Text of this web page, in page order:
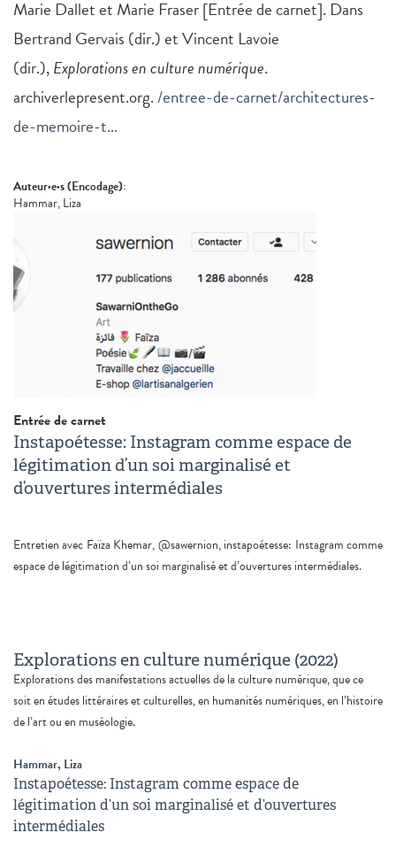
Marie Dallet et Marie Fraser [Entrée de carnet]. Dans
Bertrand Gervais (dir.) et Vincent Lavoie
(dir.),Explorations en culture numérique.
archiverlepresent.org./entree-de-carnet/architectures-
de-memoire-t...
Auteur·e·s (Encodage):
Hammar, Liza
Entrée de carnet
Instapoétesse: Instagram comme espace de
légitimation d’un soi marginalisé et
d’ouvertures intermédiales
Entretien avec Faïza Khemar, @sawernion, instapoétesse: Instagram comme
espace de légitimation d’un soi marginalisé et d’ouvertures intermédiales.
Explorations en culture numérique (2022)
Explorations des manifestations actuelles de la culture numérique, que ce
soit en études littéraires et culturelles, en humanités numériques, en l’histoire
de l’art ou en muséologie.
Hammar, Liza
Instapoétesse: Instagram comme espace de
légitimation d’un soi marginalisé et d’ouvertures
intermédiales